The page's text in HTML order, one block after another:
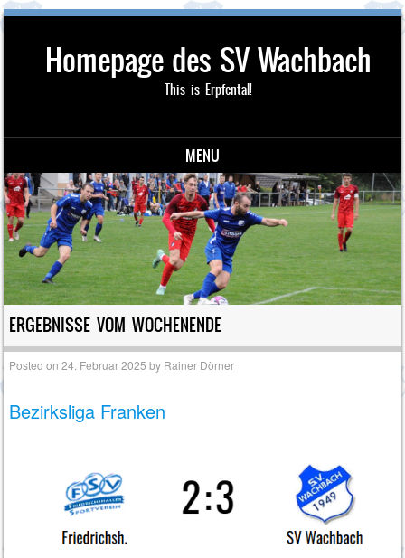
Homepage des SV Wachbach
This is Erpfental!
MENU
Skip to content
ERGEBNISSE VOM WOCHENENDE
Posted on24. Februar 2025 by Rainer Dörner
Bezirksliga Franken